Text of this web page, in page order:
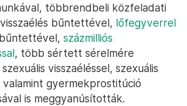
többrendbeli közfeladati
bűntettével, lőfegyverrel
bűntettével, százmilliós
, több sértett sérelmére
visszaéléssel, szexuális
valamint gyermekprostitúció
is meggyanúsították.